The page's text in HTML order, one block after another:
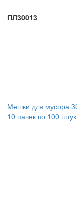
ПЛ30013
Мешки для мусора
10 пачек по 100